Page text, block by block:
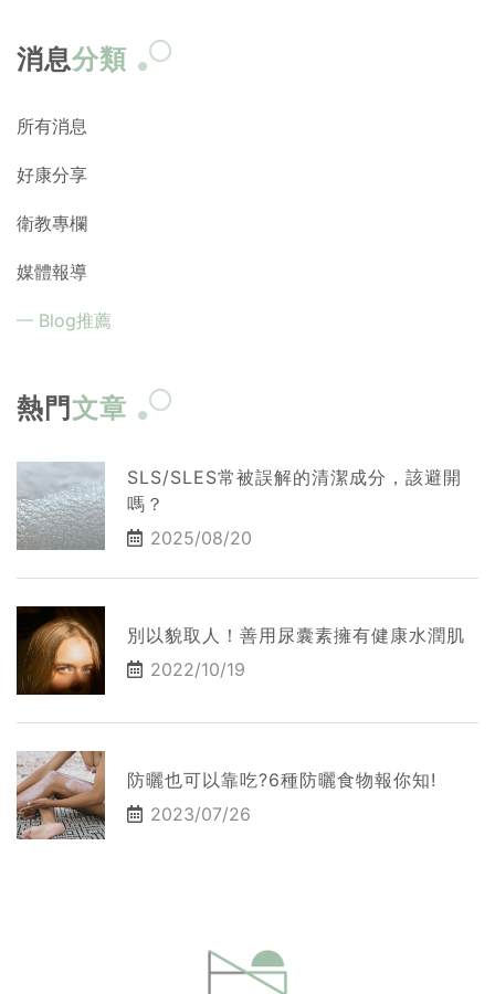
消息分類
所有消息
好康分享
衛教專欄
媒體報導
Blog推薦
熱門文章
SLS/SLES常被誤解的清潔成分，該避開
嗎？
2025/08/20
別以貌取人！善用尿囊素擁有健康水潤肌
2022/10/19
防曬也可以靠吃?6種防曬食物報你知!
2023/07/26